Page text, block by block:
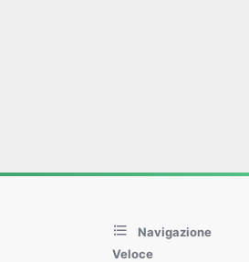
Navigazione
Veloce